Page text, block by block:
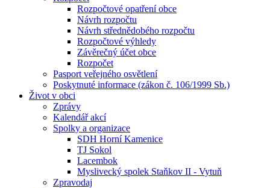
Rozpočtové opatření obce
Návrh rozpočtu
Návrh střednědobého rozpočtu
Rozpočtové výhledy
Závěrečný účet obce
Rozpočet
Pasport veřejného osvětlení
Poskytnuté informace (zákon č. 106/1999 Sb.)
Život v obci
Zprávy
Kalendář akcí
Spolky a organizace
SDH Horní Kamenice
TJ Sokol
Lacembok
Myslivecký spolek Staňkov II - Vytuň
Zpravodaj